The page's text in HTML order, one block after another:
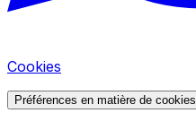
Cookies
Préférences en matière de cookies